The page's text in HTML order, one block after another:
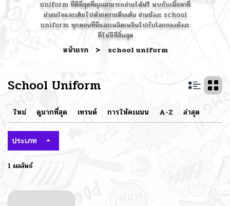
uniform ที่ดีที่สุดที่คุณสามารถอ่านได้ฟรี พบกับเนื้อหาที่
น่าสนใจและเต็มไปด้วยความตื่นเต้น อ่านมังงะ school
uniform ทุกตอนที่นี่และเพลิดเพลินไปกับโลกของมังงะ
ที่ไม่มีที่สิ้นสุด
หน้าแรก > school uniform
School Uniform
ใหม่ ดูมากที่สุด เทรนด์ การให้คะแนน A-Z ล่าสุด
ประเภท
1 ผลลัพธ์